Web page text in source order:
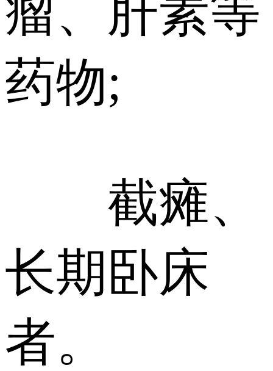
瘤、肝素等
药物;
截瘫、
长期卧床
者。